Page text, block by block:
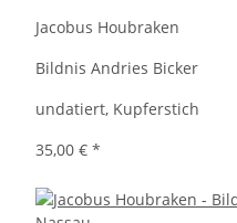
Jacobus Houbraken
Bildnis Andries Bicker
undatiert, Kupferstich
35,00 € *